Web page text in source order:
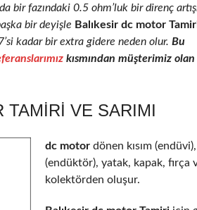
bir fazındaki 0.5 ohm’luk bir direnç
bir deyişle Balıkesir dc motor
kadar bir extra gidere neden olur. Bu
kısmından müşterimiz
TAMIRI VE SARIMI
dc motor dönen kısım
(endüktör), yatak, kapak, fırça
kolektörden oluşur.